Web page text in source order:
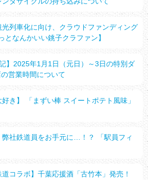
光列車化に向け、クラウドファンディング
となんかいい銚子クラファン】
記】2025年1月1日（元日）～3日の特別ダ
営業時間について
好き】 「まずい棒 スイートポテト風味」
弊社鉄道員をお手元に…！？ 「駅員フィ
道コラボ】千葉応援酒「古竹本」発売！